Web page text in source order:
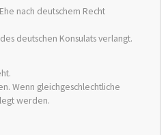
nach deutschem Recht
deutschen Konsulats verlangt.
Wenn gleichgeschlechtliche
werden.